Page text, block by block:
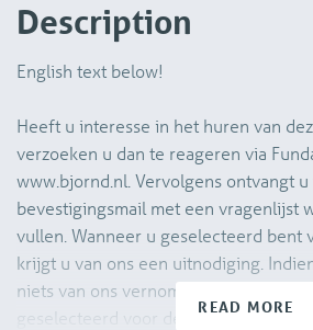
Description
English text below!
Heeft u interesse in het huren van
verzoeken u dan te reageren via
www.bjornd.nl. Vervolgens ontvangt u
bevestigingsmail met een vragenlijst
vullen. Wanneer u geselecteerd bent
krijgt u van ons een uitnodiging.
niets van ons vernomen heeft bent u
geselecteerd voor de
READ MORE